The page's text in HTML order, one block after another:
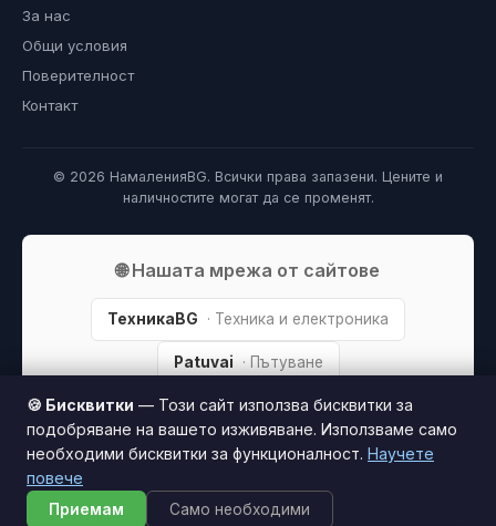
За нас
Общи условия
Поверителност
Контакт
© 2026 НамаленияBG. Всички права запазени. Цените и
наличностите могат да се променят.
🌐 Нашата мрежа от сайтове
ТехникаBG · Техника и електроника
Patuvai · Пътуване
FreelanceBG · Фрийлансъри
ПарфюмBG · Парфюми
🍪 Бисквитки — Този сайт използва бисквитки за
подобряване на вашето изживяване. Използваме само
необходими бисквитки за функционалност. Научете
повече
Приемам Само необходими